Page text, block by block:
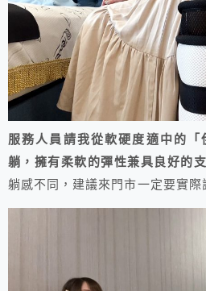
服務人員請我從軟硬度適中的
躺，擁有柔軟的彈性兼具良好的支
躺感不同，建議來門市一定要實際